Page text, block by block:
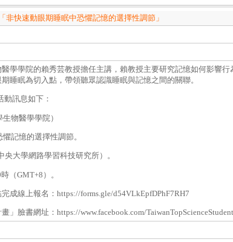
快速動眼期睡眠中恐懼記憶的選擇性調節」
學學院的賴秀芸教授擔任主講，賴教授主要研究記憶如何影響
睡眠為切入點，帶領聽眾認識睡眠與記憶之間的關聯。
訊息如下：
物醫學學院）
記憶的選擇性調節。
大學網路學習科技研究所）。
（GMT+8）。
成線上報名：https://forms.gle/d54VLkEpfDPhF7RH7
」臉書網址：https://www.facebook.com/